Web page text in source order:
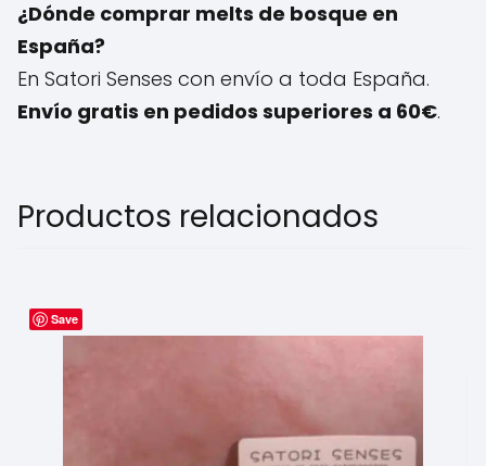
¿Dónde comprar melts de bosque en
España?
En Satori Senses con envío a toda España.
Envío gratis en pedidos superiores a 60€.
Productos relacionados
Save
Este
producto
tiene
múltiples
variantes.